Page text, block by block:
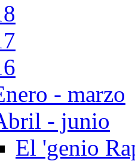
- marzo
- junio
El 'genio